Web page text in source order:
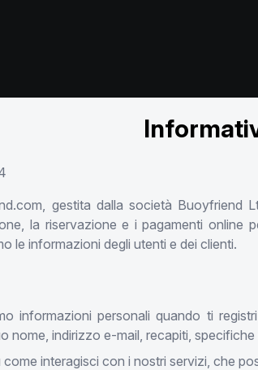
gestita dalla società
la riservazione e i pagamenti
le informazioni degli utenti e dei clienti.
informazioni personali quando ti
nome, indirizzo e-mail, recapiti, specifiche
interagisci con i nostri servizi, che